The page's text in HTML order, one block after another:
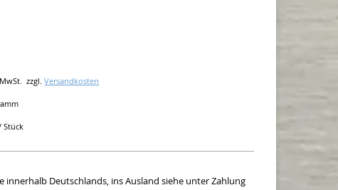
zzgl.Versandkosten
Stück
innerhalb Deutschlands, ins Ausland siehe unter Zahlung